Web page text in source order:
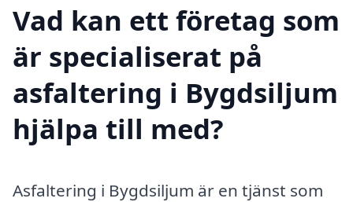
Vad kan ett företag som
är specialiserat på
asfaltering i Bygdsiljum
hjälpa till med?
Asfaltering i Bygdsiljum är en tjänst som